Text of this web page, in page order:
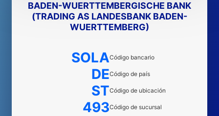
BADEN-WUERTTEMBERGISCHE BANK
(TRADING AS LANDESBANK BADEN-
WUERTTEMBERG)
SOLACódigo bancario
DECódigo de país
STCódigo de ubicación
493Código de sucursal